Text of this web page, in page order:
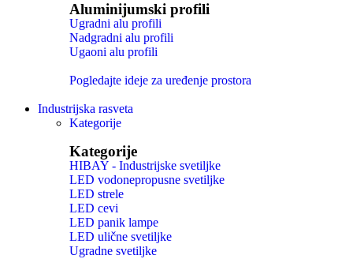
Aluminijumski profili
Ugradni alu profili
Nadgradni alu profili
Ugaoni alu profili
Pogledajte ideje za uređenje prostora
Industrijska rasveta
Kategorije
Kategorije
HIBAY - Industrijske svetiljke
LED vodonepropusne svetiljke
LED strele
LED cevi
LED panik lampe
LED ulične svetiljke
Ugradne svetiljke